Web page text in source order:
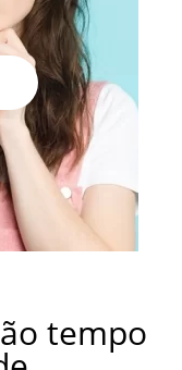
tempo